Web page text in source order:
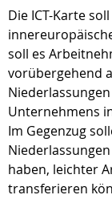
Die ICT-Karte
soll es
vorübergehend
Unternehmens
Im Gegenzug
haben, leichter
transferieren